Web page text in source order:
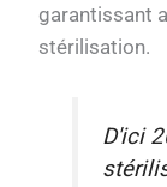
garantissant
stérilisation.
D'ici